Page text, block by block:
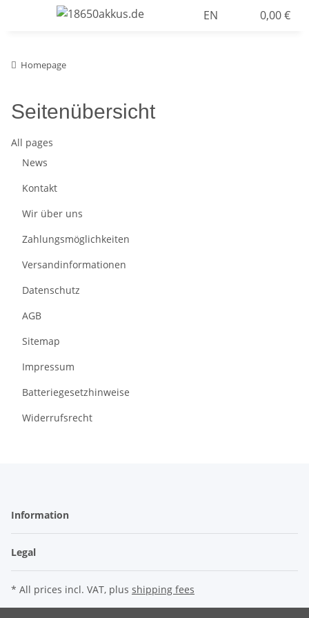
EN 0,00 €
Homepage
Seitenübersicht
All pages
News
Kontakt
Wir über uns
Zahlungsmöglichkeiten
Versandinformationen
Datenschutz
AGB
Sitemap
Impressum
Batteriegesetzhinweise
Widerrufsrecht
Information
Legal
* All prices incl. VAT, plus shipping fees